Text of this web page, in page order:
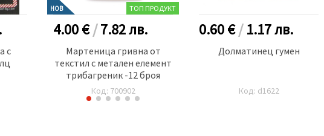
с
НОВ ТОП ПРОДУКТ
4.00 €/7.82лв.
Мартеница гривна от
текстил с метален елемент
трибагреник -12 броя
Код: 700902
0.60 €/1.17лв.
Долматинец гумен
Код: d1622